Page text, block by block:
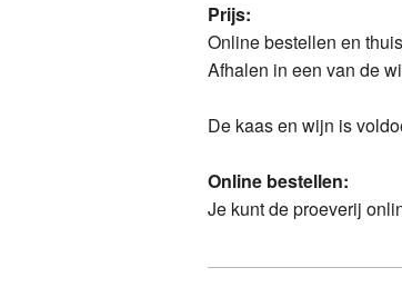
Prijs:
Online bestellen en
Afhalen in een van de
De kaas en wijn is
Online bestellen:
Je kunt de proeverij